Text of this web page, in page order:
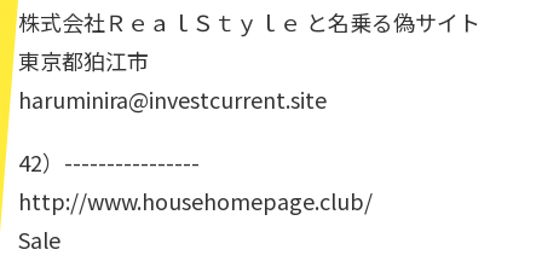
株式会社ＲｅａｌＳｔｙｌｅ と名乗る偽サイト
東京都狛江市
haruminira@investcurrent.site
42）----------------
http://www.househomepage.club/
Sale